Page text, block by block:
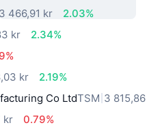
3 466,91 kr
2.03%
kr
2.34%
kr
2.19%
Co LtdTSM 3
kr
0.79%